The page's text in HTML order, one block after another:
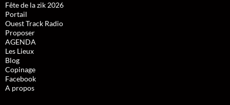
Fête de la zik 2026
Portail
Ouest Track Radio
Proposer
AGENDA
Les Lieux
Blog
Copinage
Facebook
A propos